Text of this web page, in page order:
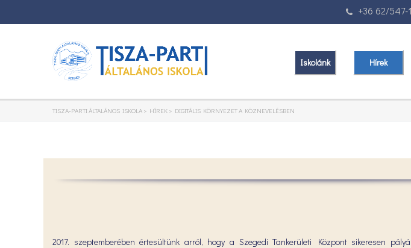
+36 62/547-
Iskolánk Hírek
TISZA-PARTI ÁLTALÁNOS ISKOLA > HÍREK > DIGITÁLIS KÖRNYEZET A KÖZNEVELÉSBEN
2017. szeptemberében értesültünk arról, hogy a Szegedi Tankerületi Központ sikeresen